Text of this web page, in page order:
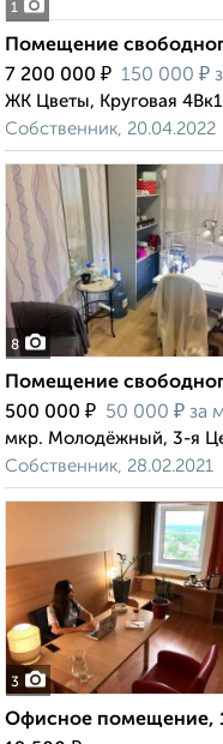
1
Помещение
7 200 000 ₽ 150 000 ₽
ЖК Цветы, Круговая 4Вк1
Собственник, 20.04.2022
8
Помещение
500 000 ₽ 50 000 ₽ за
мкр. Молодёжный, 3-я
Собственник, 28.02.2021
3
Офисное помещение,